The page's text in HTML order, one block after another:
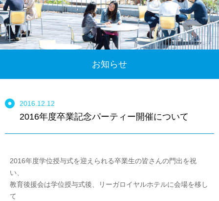
お知らせ
2016.12.12
2016年度卒業記念パーティー開催について
2016年度学位授与式を迎えられる卒業生の皆さんの門出を祝
い、
教育後援会は学位授与式後、リーガロイヤルホテルに会場を移し
て